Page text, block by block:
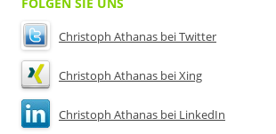
Christoph Athanas bei Twitter
Christoph Athanas bei Xing
Christoph Athanas bei LinkedIn